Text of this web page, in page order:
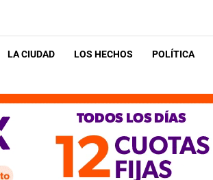
LA CIUDAD LOS HECHOS POLÍTICA